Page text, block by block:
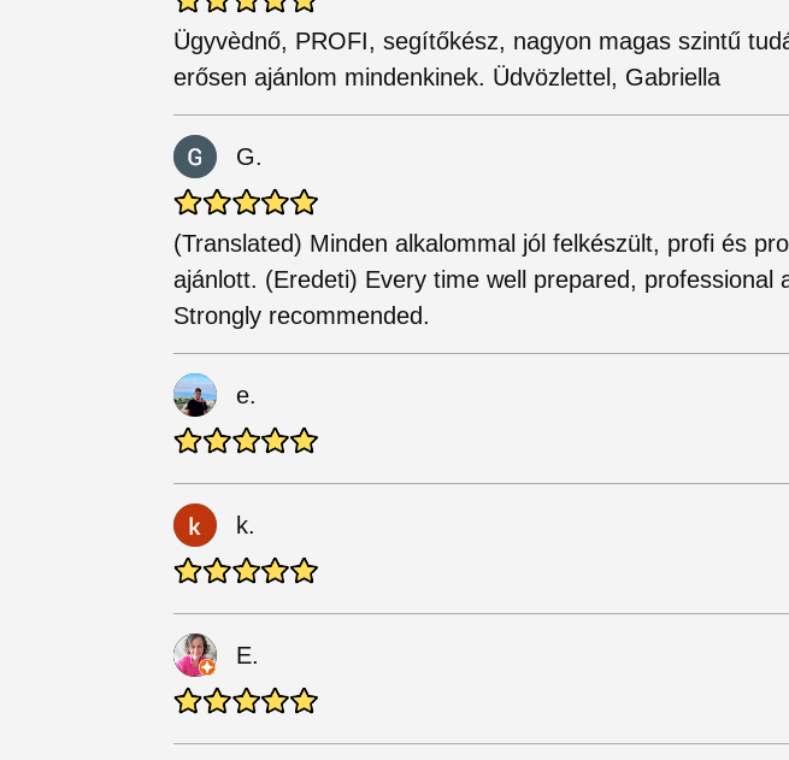
Ügyvèdnő, PROFI, segítőkész, nagyon magas szintű
erősen ajánlom mindenkinek. Üdvözlettel, Gabriella
G.
(Translated) Minden alkalommal jól felkészült, profi és
ajánlott. (Eredeti) Every time well prepared, professional
Strongly recommended.
e.
k.
E.